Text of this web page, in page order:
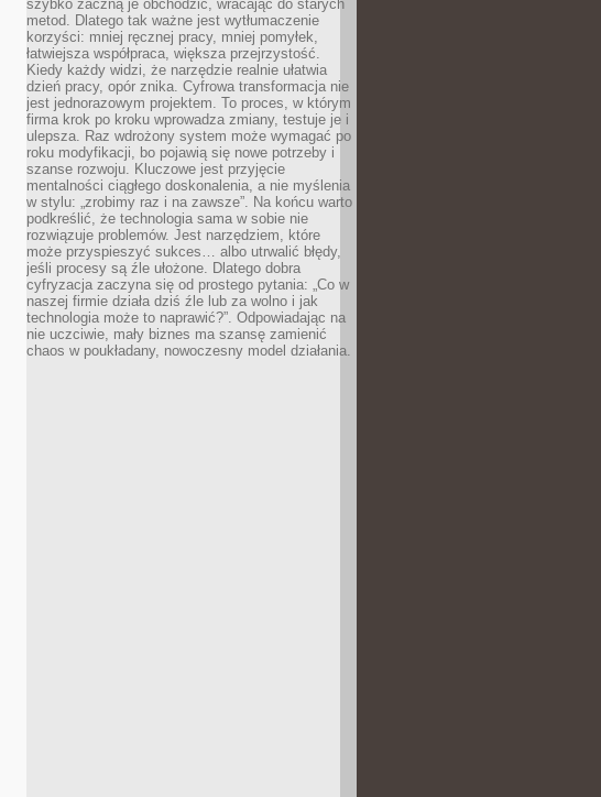
szybko zaczną je obchodzić, wracając do starych
metod. Dlatego tak ważne jest wytłumaczenie
korzyści: mniej ręcznej pracy, mniej pomyłek,
łatwiejsza współpraca, większa przejrzystość.
Kiedy każdy widzi, że narzędzie realnie ułatwia
dzień pracy, opór znika. Cyfrowa transformacja nie
jest jednorazowym projektem. To proces, w którym
firma krok po kroku wprowadza zmiany, testuje je i
ulepsza. Raz wdrożony system może wymagać po
roku modyfikacji, bo pojawią się nowe potrzeby i
szanse rozwoju. Kluczowe jest przyjęcie
mentalności ciągłego doskonalenia, a nie myślenia
w stylu: „zrobimy raz i na zawsze”. Na końcu warto
podkreślić, że technologia sama w sobie nie
rozwiązuje problemów. Jest narzędziem, które
może przyspieszyć sukces… albo utrwalić błędy,
jeśli procesy są źle ułożone. Dlatego dobra
cyfryzacja zaczyna się od prostego pytania: „Co w
naszej firmie działa dziś źle lub za wolno i jak
technologia może to naprawić?”. Odpowiadając na
nie uczciwie, mały biznes ma szansę zamienić
chaos w poukładany, nowoczesny model działania.